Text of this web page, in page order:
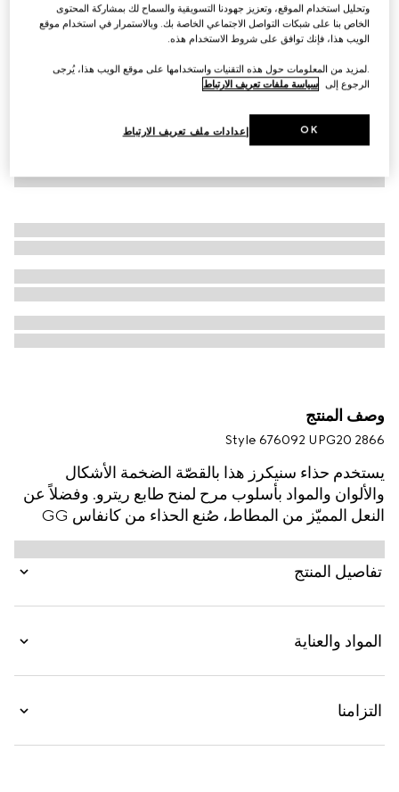
€ 915
وصف المنتج
Style ‎676092 UPG20 2866
يستخدم حذاء سنيكرز هذا بالقصّة الضخمة الأشكال
والألوان والمواد بأسلوب مرح لمنح طابع ريترو. وفضلاً عن
النعل المميّز من المطاط، صُنع الحذاء من كانفاس GG
الأصلي باللونين البيج والأبنوس مع تقليم من الجلد بلون
موحّد.
تفاصيل المنتج
المواد والعناية
التزامنا
وتحليل استخدام الموقع، وتعزيز جهودنا التسويقية والسماح لك بمشاركة المحتوى
الخاص بنا على شبكات التواصل الاجتماعي الخاصة بك. وبالاستمرار في استخدام موقع
الويب هذا، فإنك توافق على شروط الاستخدام هذه.
.لمزيد من المعلومات حول هذه التقنيات واستخدامها على موقع الويب هذا، يُرجى
الرجوع إلى سياسة ملفات تعريف الارتباط
إعدادات ملف تعريف الارتباط OK